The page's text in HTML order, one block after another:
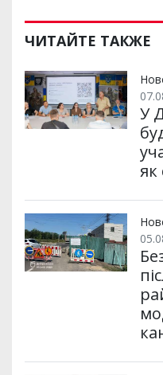
ЧИТАЙТЕ ТАКЖЕ
У
як